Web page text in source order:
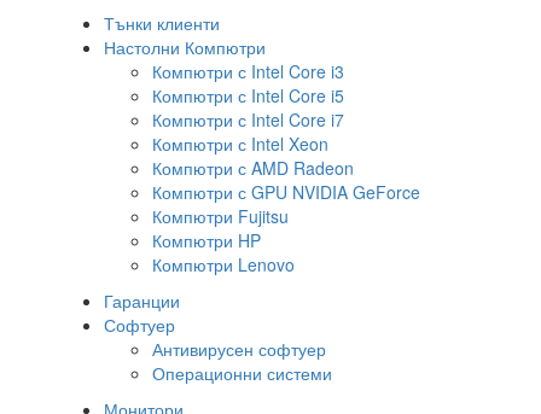
Тънки клиенти
Настолни Компютри
Компютри с Intel Core i3
Компютри с Intel Core i5
Компютри с Intel Core i7
Компютри с Intel Xeon
Компютри с AMD Radeon
Компютри с GPU NVIDIA GeForce
Компютри Fujitsu
Компютри HP
Компютри Lenovo
Гаранции
Софтуер
Антивирусен софтуер
Операционни системи
Монитори